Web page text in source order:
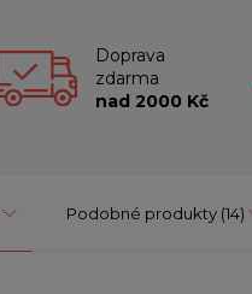
Doprava
zdarma
nad 2000 Kč
Podobné produkty (14)